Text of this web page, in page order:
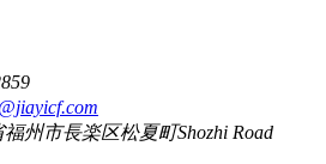
州市長楽区松夏町Shozhi Road